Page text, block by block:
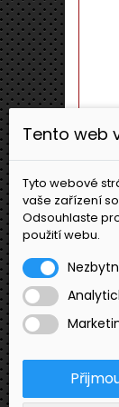
Tento web
Tyto webové
vaše zařízení
Odsouhlaste
použití webu.